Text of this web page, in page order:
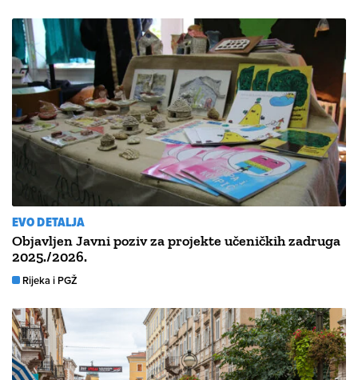
EVO DETALJA
Objavljen Javni poziv za projekte učeničkih zadruga
2025./2026.
Rijeka i PGŽ